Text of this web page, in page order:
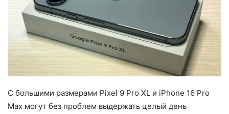
С большими размерами Pixel 9 Pro XL и iPhone 16 Pro
Max могут без проблем выдержать целый день